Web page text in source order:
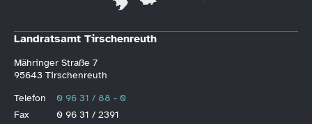
Landratsamt Tirschenreuth
Mähringer Straße 7
95643 Tirschenreuth
Telefon
0 96 31 / 88 - 0
Fax
0 96 31 / 2391